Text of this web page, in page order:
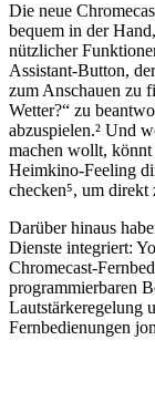
Die neue
bequem in der
nützlicher
Assistant-Button,
zum Anschauen zu
Wetter?“ zu
abzuspielen.² Und
machen wollt,
Heimkino-Feeling
checken⁵, um direkt
Darüber hinaus
Dienste integriert:
Chromecast-
programmierbaren
Lautstärkeregelung
Fernbedienungen